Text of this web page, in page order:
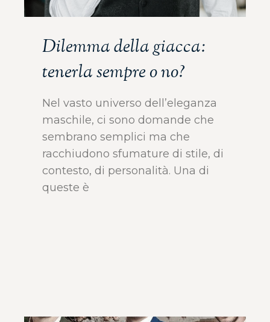
Dilemma della giacca:
tenerla sempre o no?
Nel vasto universo dell’eleganza
maschile, ci sono domande che
sembrano semplici ma che
racchiudono sfumature di stile, di
contesto, di personalità. Una di
queste è